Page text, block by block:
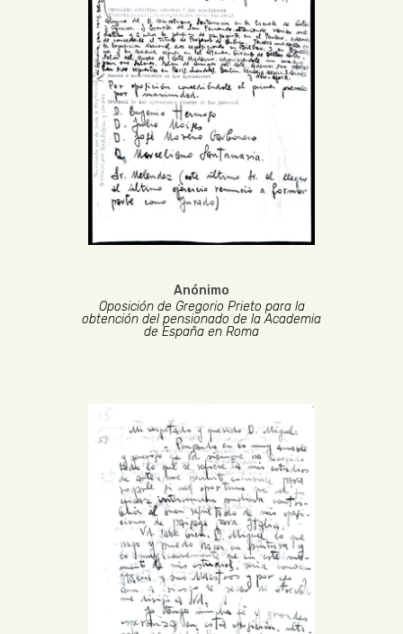
Anónimo
Oposición de Gregorio Prieto para la
obtención del pensionado de la Academia
de España en Roma